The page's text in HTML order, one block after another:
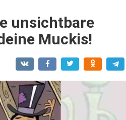
unsichtbare
Muckis!